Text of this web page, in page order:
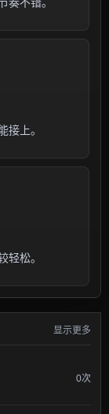
接上。
轻松。
显示更多
0次